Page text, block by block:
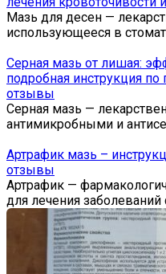
Мазь для десен —
использующееся в
Серная мазь от лишая:
подробная инструкция
отзывы
Серная мазь —
антимикробными и
Артрафик мазь –
отзывы
Артрафик —
для лечения заболеваний